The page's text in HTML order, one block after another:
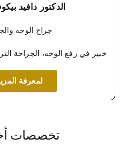
الدكتور دافيد
جراح الوجه
خبير في رفع الوجه، الجراحة
لمعرفة
تخصصات